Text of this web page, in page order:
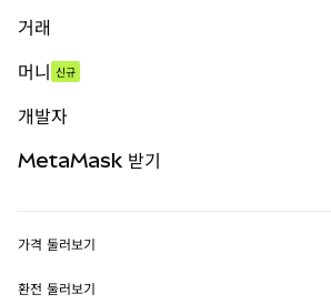
거래
무기한 선물
실물자산
머니 신규
개발자
MetaMask Connect
MetaMask 받기
가격 둘러보기
이더리움 가격
환전 둘러보기